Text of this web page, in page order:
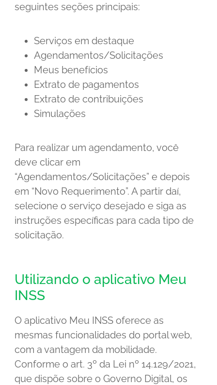
seguintes seções principais:
Serviços em destaque
Agendamentos/Solicitações
Meus benefícios
Extrato de pagamentos
Extrato de contribuições
Simulações
Para realizar um agendamento, você
deve clicar em
“Agendamentos/Solicitações” e depois
em “Novo Requerimento”. A partir daí,
selecione o serviço desejado e siga as
instruções específicas para cada tipo de
solicitação.
Utilizando o aplicativo Meu
INSS
O aplicativo Meu INSS oferece as
mesmas funcionalidades do portal web,
com a vantagem da mobilidade.
Conforme o art. 3º da Lei nº 14.129/2021,
que dispõe sobre o Governo Digital, os